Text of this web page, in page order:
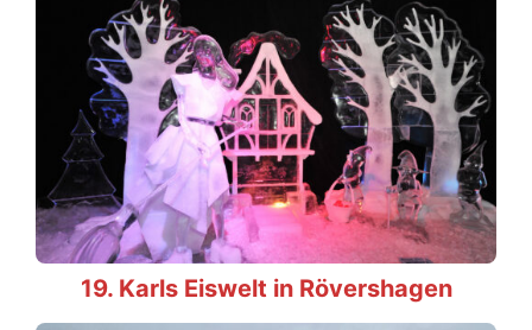
19. Karls Eiswelt in Rövershagen